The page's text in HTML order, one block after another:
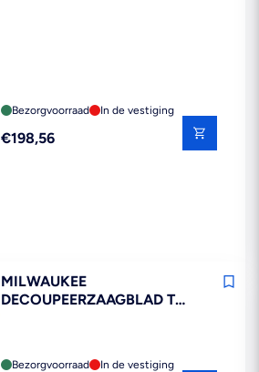
Bezorgvoorraad In de vestiging
Reguliere
€198,56
MILWAUKEE
DECOUPEERZAAGBLAD T
Bezorgvoorraad In de vestiging